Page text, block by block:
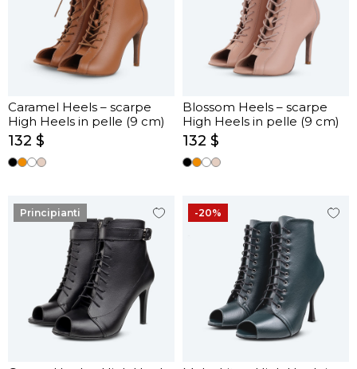
Caramel Heels – scarpe
High Heels in pelle (9 cm)
132 $
Blossom Heels – scarpe
High Heels in pelle (9 cm)
132 $
Principianti -20%